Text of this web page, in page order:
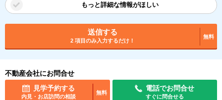
もっと詳細な情報がほしい
送信する
2 項目のみ入力するだけ！
無料
不動産会社にお問合せ
見学予約する
内見・お店訪問の相談
無料
電話でお問合せ
すぐに問合せる